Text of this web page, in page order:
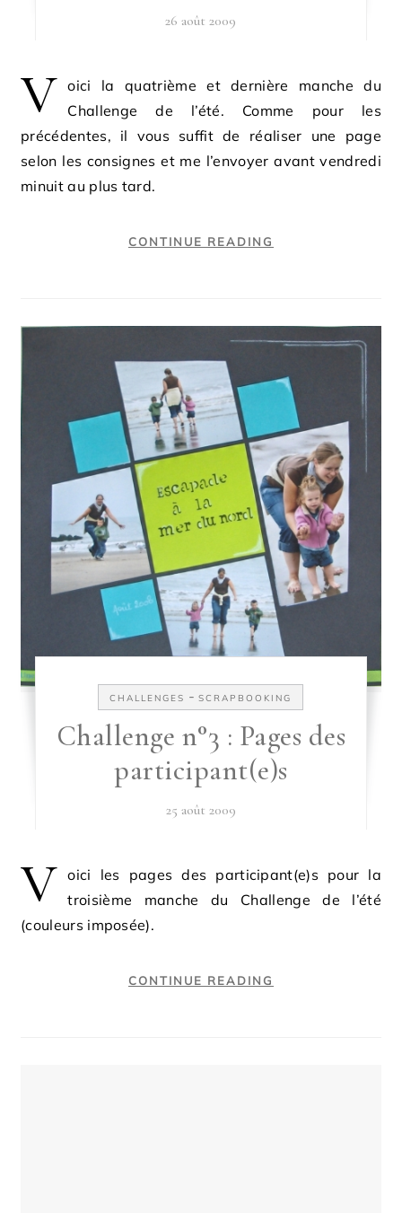
26 août 2009
V oici la quatrième et dernière manche du
Challenge de l’été. Comme pour les
précédentes, il vous suffit de réaliser une page
selon les consignes et me l’envoyer avant vendredi
minuit au plus tard.
CONTINUE READING
CHALLENGES -SCRAPBOOKING
Challenge n°3 : Pages des
participant(e)s
25 août 2009
V oici les pages des participant(e)s pour la
troisième manche du Challenge de l’été
(couleurs imposée).
CONTINUE READING